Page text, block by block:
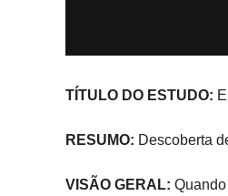
TÍTULO DO ESTUDO:
RESUMO: Descoberta
VISÃO GERAL: